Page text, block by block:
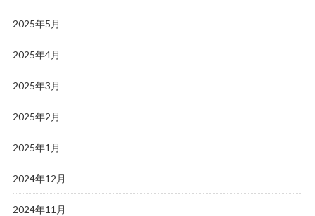
2025年5月
2025年4月
2025年3月
2025年2月
2025年1月
2024年12月
2024年11月